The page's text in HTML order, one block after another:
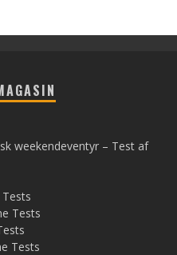
weekendeventyr – Test af
Tests
Tests